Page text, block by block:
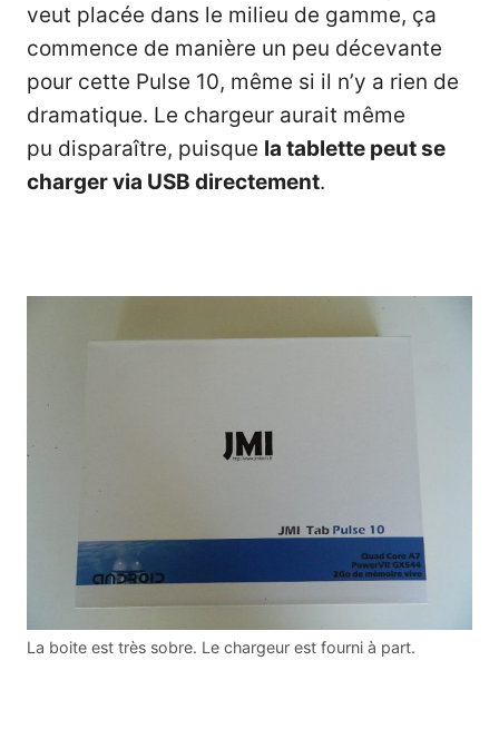
veut placée dans le milieu de gamme, ça
commence de manière un peu décevante
pour cette Pulse 10, même si il n’y a rien de
dramatique. Le chargeur aurait même
pu disparaître, puisque la tablette peut se
charger via USB directement.
La boite est très sobre. Le chargeur est fourni à part.